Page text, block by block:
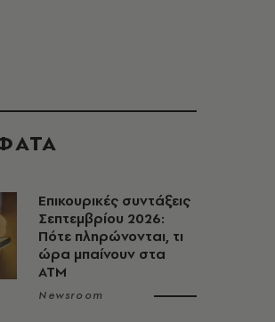
Επικουρικές συντάξεις
Σεπτεμβρίου 2026:
Πότε πληρώνονται, τι
ώρα μπαίνουν στα
ΑΤΜ
Newsroom